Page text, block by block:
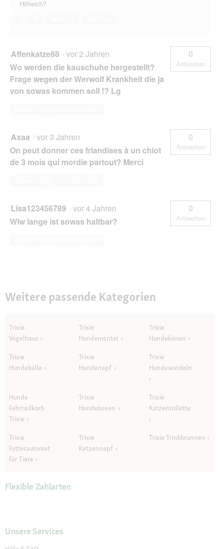
Hilfreich?
Affenkatze88 · vor 2 Jahren
Wo werden die kauschuhe hergestellt?
Frage wegen der Werwolf Krankheit die ja
von sowas kommen soll !? Lg
0
Antworten
Axaa · vor 3 Jahren
On peut donner ces friandises à un chiot
de 3 mois qui mordie partout? Merci
0
Antworten
Lisa123456789 · vor 4 Jahren
Wiw lange ist sowas haltbar?
0
Antworten
Weitere passende Kategorien
Trixie
Vogelhaus
Trixie
Hundemantel
Trixie
Hundekissen
Trixie
Hundebälle
Trixie
Hundenapf
Trixie
Hundewindeln
Hunde
Fahrradkorb
Trixie
Trixie
Hundeboxen
Trixie
Katzentoilette
Trixie
Futterautomat
für Tiere
Trixie
Katzennapf
Trixie Trinkbrunnen
Flexible Zahlarten
Unsere Services